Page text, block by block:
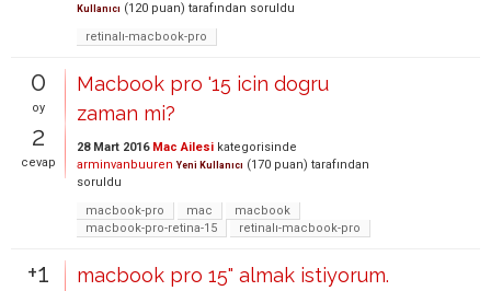
Kullanıcı (120 puan) tarafından soruldu
retinalı-macbook-pro
0
oy
2
cevap
Macbook pro '15 icin dogru
zaman mi?
28 Mart 2016 Mac Ailesi kategorisinde
arminvanbuuren Yeni Kullanıcı (170 puan) tarafından
soruldu
macbook-pro
mac
macbook
macbook-pro-retina-15
retinalı-macbook-pro
+1 macbook pro 15" almak istiyorum.